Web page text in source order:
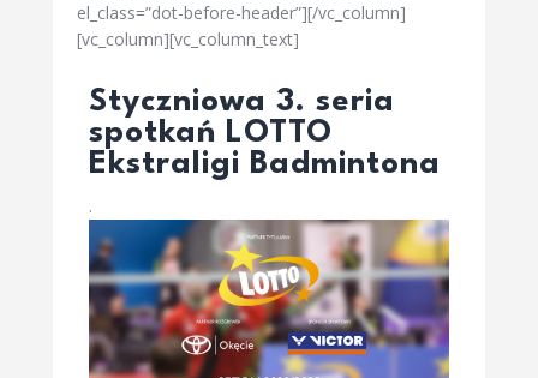
el_class=”dot-before-header”][/vc_column]
[vc_column][vc_column_text]
Styczniowa 3. seria
spotkań LOTTO
Ekstraligi Badmintona
.